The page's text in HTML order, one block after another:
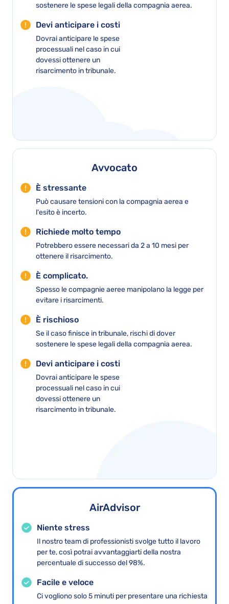
sostenere le spese legali della compagnia aerea.
Devi anticipare i costi
Dovrai anticipare le spese
processuali nel caso in cui
dovessi ottenere un
risarcimento in tribunale.
AirAdvisor
Niente stress
Il nostro team di professionisti svolge tutto il lavoro
per te, così potrai avvantaggiarti della nostra
percentuale di successo del 98%.
Facile e veloce
Ci vogliono solo 5 minuti per presentare una richiesta
Avvocato
È stressante
Può causare tensioni con la compagnia aerea e
l'esito è incerto.
Richiede molto tempo
Potrebbero essere necessari da 2 a 10 mesi per
ottenere il risarcimento.
È complicato.
Spesso le compagnie aeree manipolano la legge per
evitare i risarcimenti.
È rischioso
Se il caso finisce in tribunale, rischi di dover
sostenere le spese legali della compagnia aerea.
Devi anticipare i costi
Dovrai anticipare le spese
processuali nel caso in cui
dovessi ottenere un
risarcimento in tribunale.